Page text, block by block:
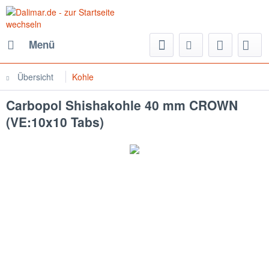
Menü
Übersicht Kohle
Carbopol Shishakohle 40 mm CROWN
(VE:10x10 Tabs)